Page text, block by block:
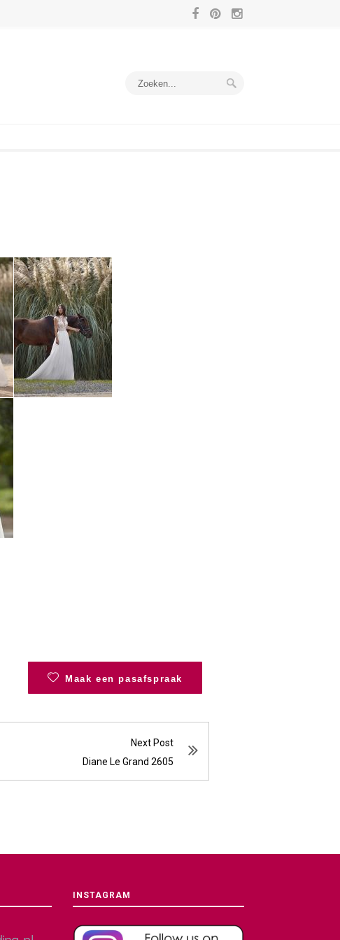
Maak een pasafspraak
Next Post
Diane Le Grand 2605
INSTAGRAM